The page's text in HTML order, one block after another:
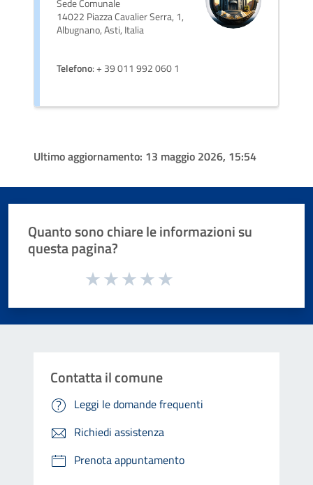
Sede Comunale
14022 Piazza Cavalier Serra, 1,
Albugnano, Asti, Italia
Telefono: + 39 011 992 060 1
Ultimo aggiornamento: 13 maggio 2026, 15:54
Quanto sono chiare le informazioni su
questa pagina?
Valuta da 1 a 5 stelle la pagina
Contatta il comune
Leggi le domande frequenti
Richiedi assistenza
Prenota appuntamento